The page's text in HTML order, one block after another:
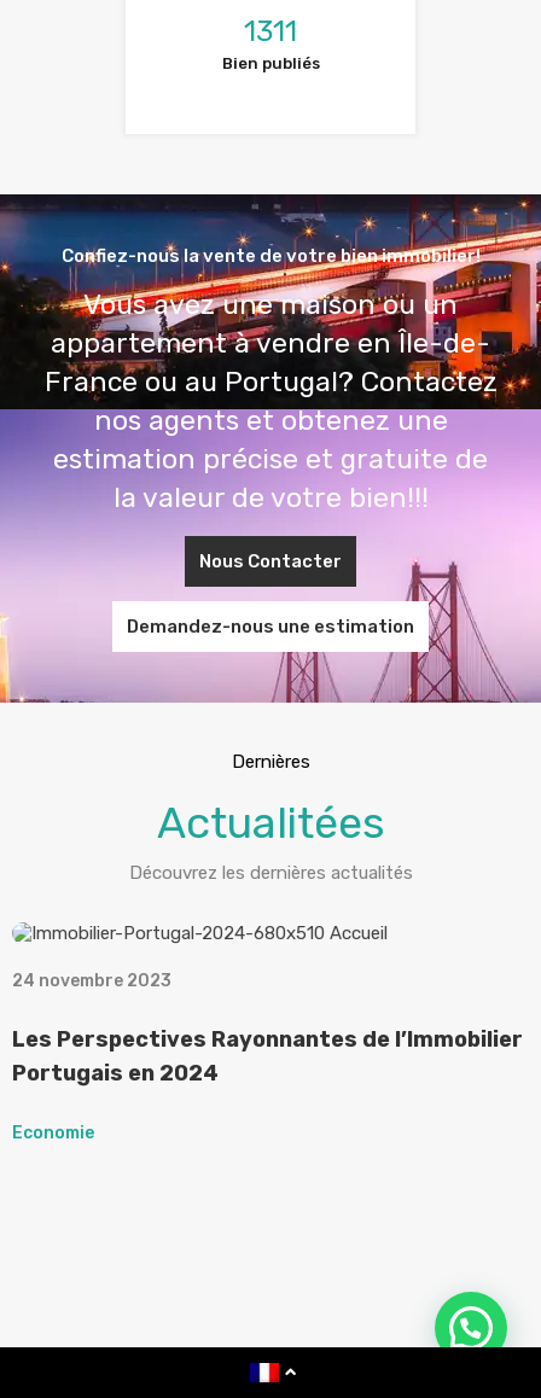
1311
Bien publiés
Confiez-nous la vente de votre bien immobilier!
Vous avez une maison ou un
appartement à vendre en Île-de-
France ou au Portugal? Contactez
nos agents et obtenez une
estimation précise et gratuite de
la valeur de votre bien!!!
Nous Contacter
Demandez-nous une estimation
Dernières
Actualitées
Découvrez les dernières actualités
24 novembre 2023
Les Perspectives Rayonnantes de l’Immobilier
Portugais en 2024
Economie